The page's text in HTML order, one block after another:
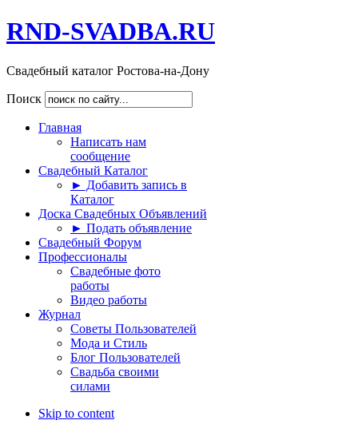
RND-SVADBA.RU
Свадебный каталог Ростова-на-Дону
Поиск
Главная
Написать нам
сообщение
Свадебный Каталог
► Добавить запись в
Каталог
Доска Свадебных Объявлений
► Подать объявление
Свадебный Форум
Профессионалы
Свадебные фото
работы
Видео работы
Журнал
Советы Пользователей
Мода и Стиль
Блог Пользователей
Свадьба своими
силами
Skip to content